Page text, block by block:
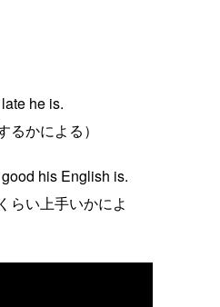
he is.
るかによる）
his English is.
らい上手いかによ